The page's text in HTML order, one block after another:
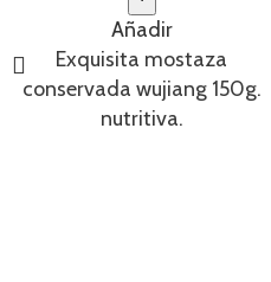
Añadir
Exquisita mostaza
conservada wujiang 150g.
nutritiva.